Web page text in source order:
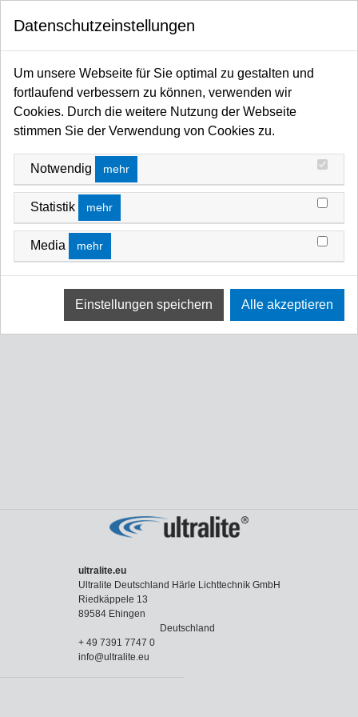
Startseite
Traversen / Rigging Kettenzüge / Anschlagmittel / Arbeitsschutz
O-RINGE
FILTERN NACH SORTIEREN NACH
Keine Ergebnisse
Wir konnten keine Übereinstimmung für diese Filter
finden.
Bitte versuchen Sie eine andere Wahl.
ultralite.eu
Ultralite Deutschland Härle Lichttechnik GmbH
Riedkäppele 13
89584 Ehingen
Deutschland
+ 49 7391 7747 0
info@ultralite.eu
Datenschutzeinstellungen
Um unsere Webseite für Sie optimal zu gestalten und
fortlaufend verbessern zu können, verwenden wir
Cookies. Durch die weitere Nutzung der Webseite
stimmen Sie der Verwendung von Cookies zu.
Notwendig mehr
Statistik mehr
Media mehr